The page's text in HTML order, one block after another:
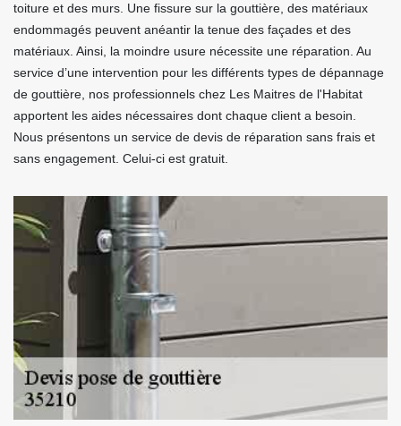
toiture et des murs. Une fissure sur la gouttière, des matériaux
endommagés peuvent anéantir la tenue des façades et des
matériaux. Ainsi, la moindre usure nécessite une réparation. Au
service d’une intervention pour les différents types de dépannage
de gouttière, nos professionnels chez Les Maitres de l'Habitat
apportent les aides nécessaires dont chaque client a besoin.
Nous présentons un service de devis de réparation sans frais et
sans engagement. Celui-ci est gratuit.